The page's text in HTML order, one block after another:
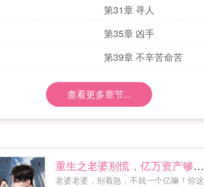
第31章 寻人
第35章 凶手
第39章 不辛苦命苦
查看更多章节...
重生之老婆别慌，亿万资产够你花
老婆老婆，别着急，不就一个亿嘛！你这